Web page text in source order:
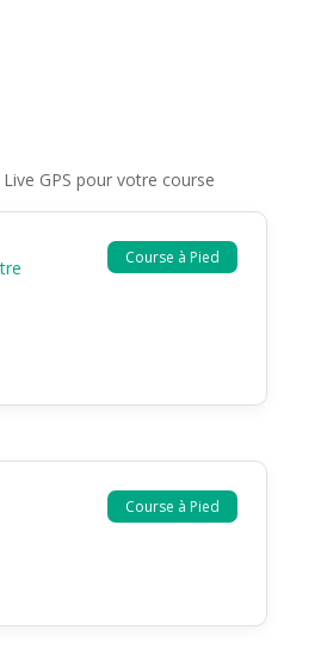
GPS pour votre course
Course à Pied
Course à Pied